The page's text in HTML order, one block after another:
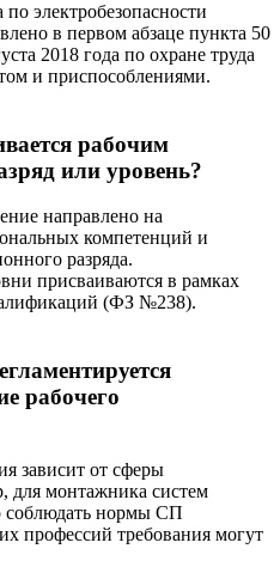
электробезопасности
в первом абзаце пункта 50
2018 года по охране труда
и приспособлениями.
рабочим
или уровень?
направлено на
компетенций и
разряда.
присваиваются в рамках
(ФЗ №238).
рабочего
зависит от сферы
для монтажника систем
соблюдать нормы СП
профессий требования могут